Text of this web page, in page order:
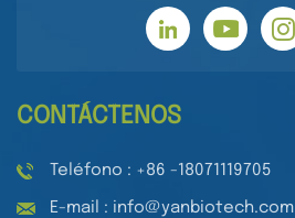
CONTÁCTENOS
Teléfono : +86 -18071119705
E-mail : info@yanbiotech.com